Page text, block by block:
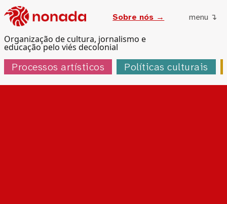
Organização de cultura, jornalismo e
educação pelo viés decolonial
Sobre nós → menu ↴
Processos artísticos Políticas culturais